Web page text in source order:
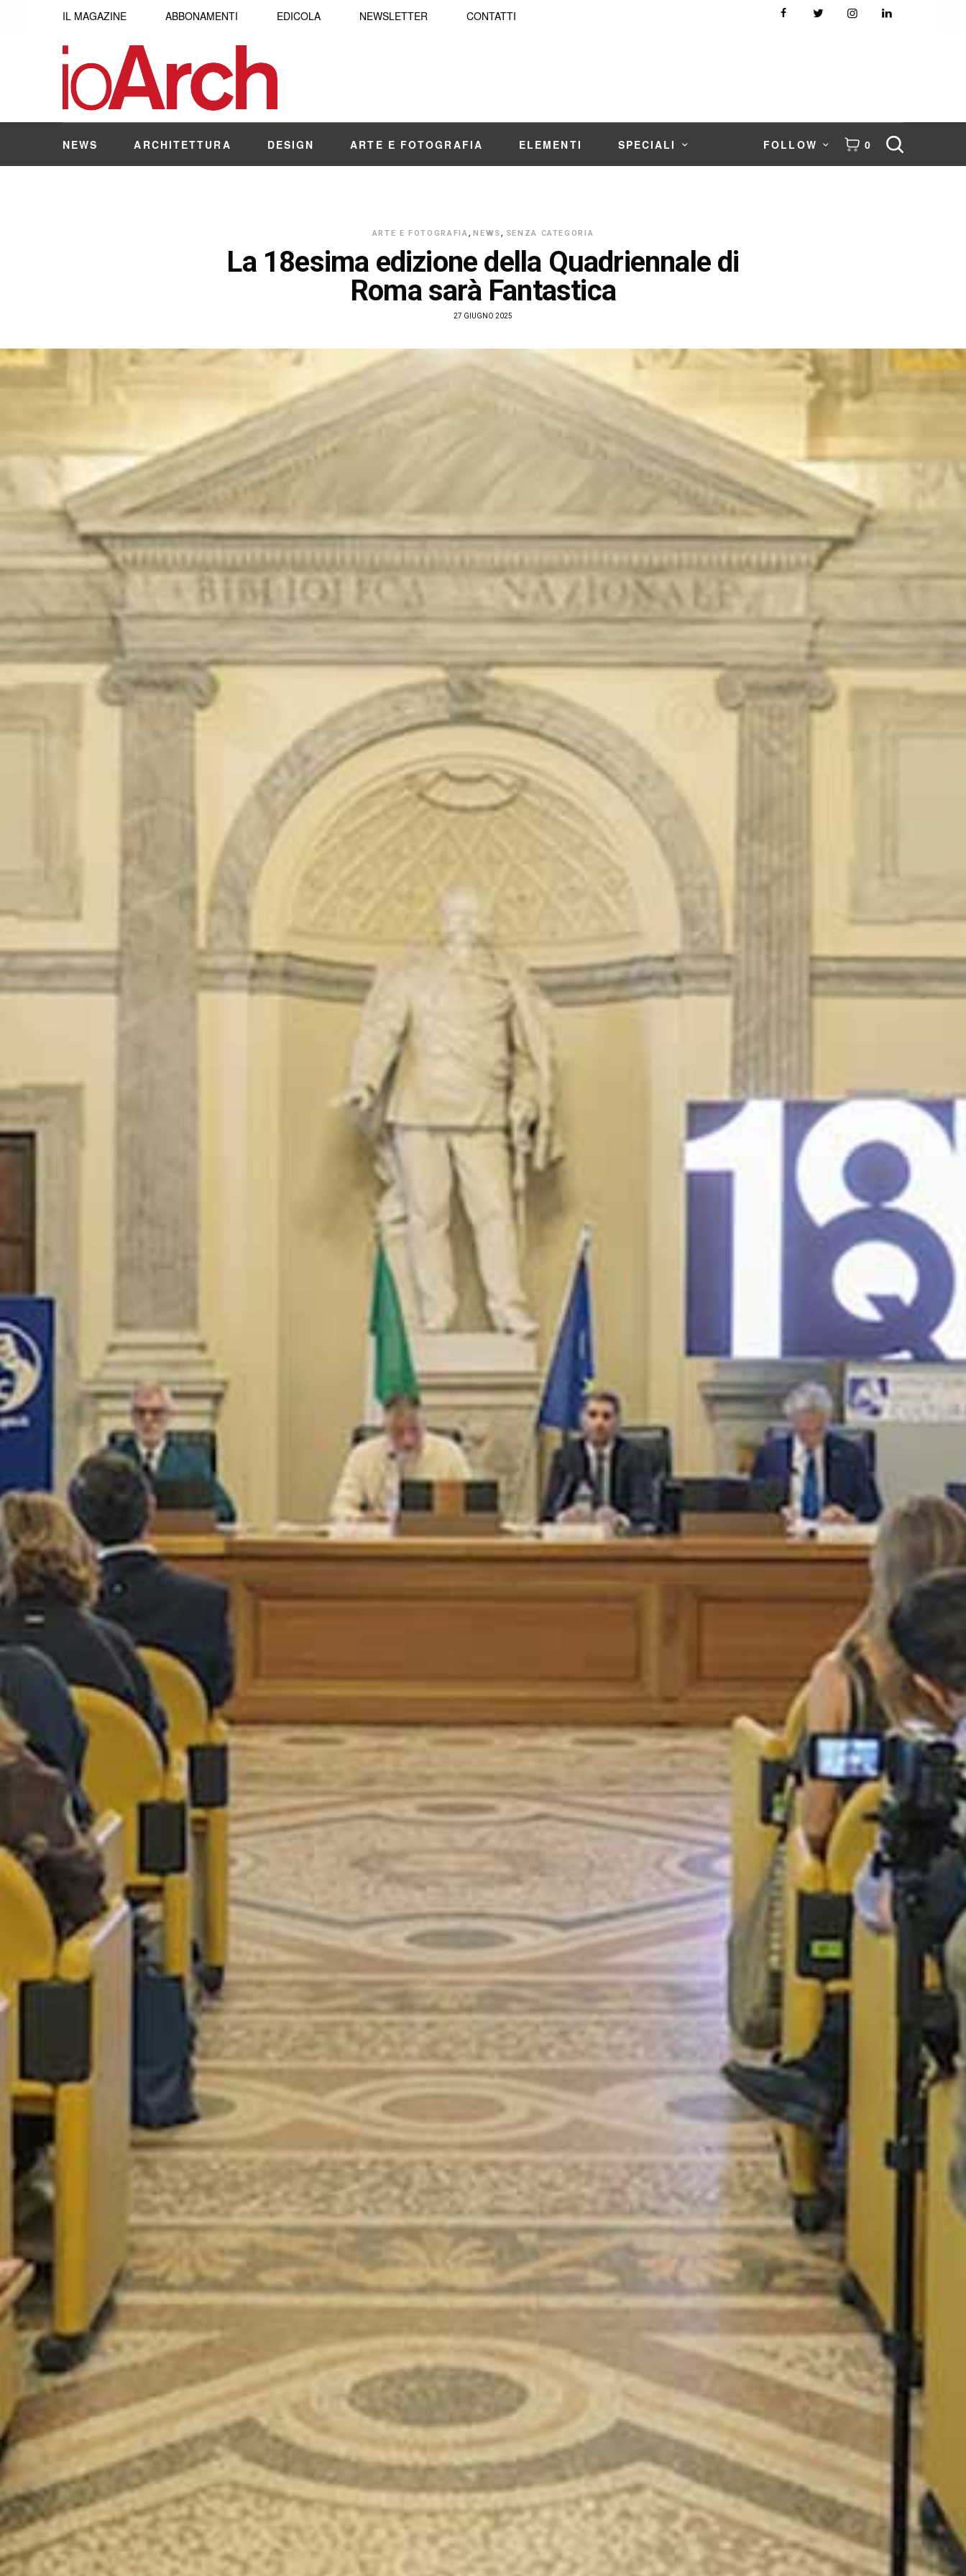
IL MAGAZINE ABBONAMENTI EDICOLA NEWSLETTER CONTATTI
NEWS ARCHITETTURA DESIGN ARTE E FOTOGRAFIA ELEMENTI SPECIALI FOLLOW 0
ARTE E FOTOGRAFIA, NEWS, SENZA CATEGORIA
La 18esima edizione della Quadriennale di
Roma sarà Fantastica
27 GIUGNO 2025